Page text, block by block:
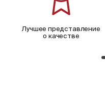
Лучшее представление
о качестве